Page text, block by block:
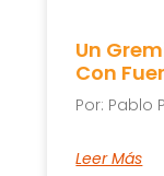
Un
Con
Por: Pablo
Leer Más